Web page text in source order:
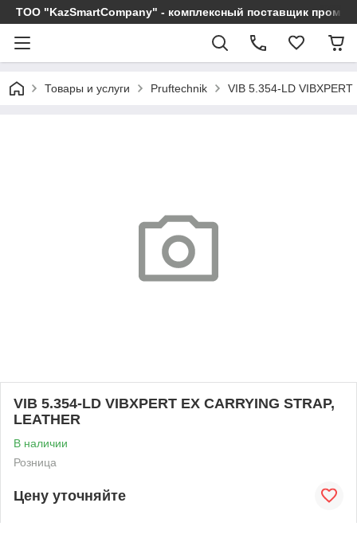
ТОО "KazSmartCompany" - комплексный поставщик
Товары и услуги Pruftechnik VIB 5.354-LD VIBXPERT
VIB 5.354-LD VIBXPERT EX CARRYING STRAP,
LEATHER
В наличии
Розница
Цену уточняйте